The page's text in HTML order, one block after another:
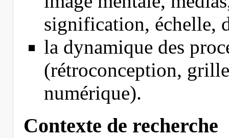
signification, échelle,
la dynamique des
(rétroconception,
numérique).
Contexte de recherche